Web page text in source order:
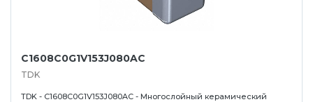
C1608C0G1V153J080AC
TDK
TDK - C1608C0G1V153J080AC - Многослойный керамический